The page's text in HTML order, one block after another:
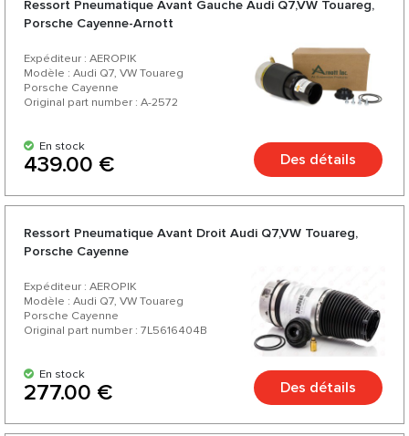
produits pour votre voiture.
Ressort Pneumatique Avant Gauche Audi Q7,VW Touareg,
Porsche Cayenne-Arnott
Expéditeur : AEROPIK
Modèle : Audi Q7, VW Touareg
Porsche Cayenne
Original part number : A-2572
En stock
439.00 € Des détails
Ressort Pneumatique Avant Droit Audi Q7,VW Touareg,
Porsche Cayenne
Expéditeur : AEROPIK
Modèle : Audi Q7, VW Touareg
Porsche Cayenne
Original part number : 7L5616404B
En stock
277.00 € Des détails